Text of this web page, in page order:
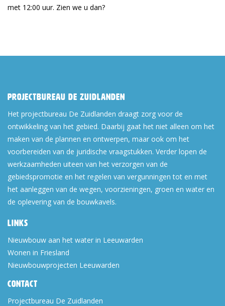
met 12:00 uur. Zien we u dan?
Projectbureau De Zuidlanden
Het projectbureau De Zuidlanden draagt zorg voor de
ontwikkeling van het gebied. Daarbij gaat het niet alleen om het
maken van de plannen en ontwerpen, maar ook om het
voorbereiden van de juridische vraagstukken. Verder lopen de
werkzaamheden uiteen van het verzorgen van de
gebiedspromotie en het regelen van vergunningen tot en met
het aanleggen van de wegen, voorzieningen, groen en water en
de oplevering van de bouwkavels.
Links
Nieuwbouw aan het water in Leeuwarden
Wonen in Friesland
Nieuwbouwprojecten Leeuwarden
Contact
Projectbureau De Zuidlanden